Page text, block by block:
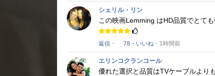
シェリル・リン
この映画Lemming はHD品質でとて
返信 ・ 78 ・ いいね ・1時間前
エリンコクランコール
優れた選択と品質はTVケーブルより